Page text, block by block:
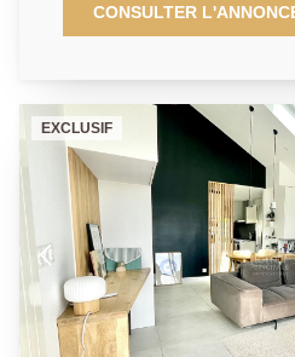
proposant une grande pièce de vie avec cuisine
ouverte, 1 chambre, 1 salle
achat ou investissement
CONSULTER
EXCLUSIF